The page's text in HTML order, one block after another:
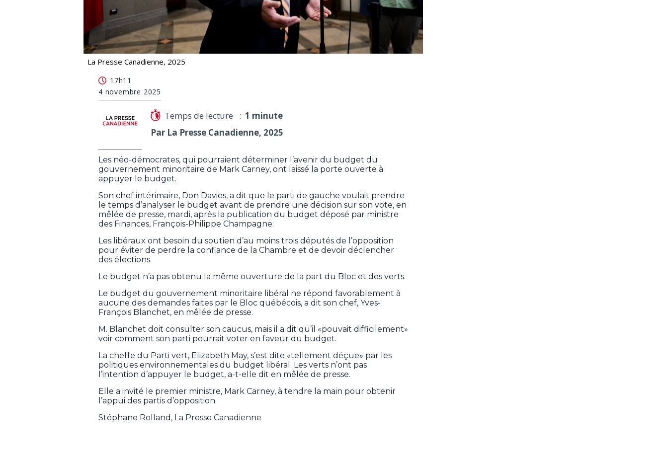
La Presse Canadienne, 2025
17h11
4 novembre 2025
Temps de lecture : 1 minute
Par La Presse Canadienne, 2025
Les néo-démocrates, qui pourraient déterminer l’avenir du budget du
gouvernement minoritaire de Mark Carney, ont laissé la porte ouverte à
appuyer le budget.
Son chef intérimaire, Don Davies, a dit que le parti de gauche voulait prendre
le temps d’analyser le budget avant de prendre une décision sur son vote, en
mêlée de presse, mardi, après la publication du budget déposé par ministre
des Finances, François-Philippe Champagne.
Les libéraux ont besoin du soutien d’au moins trois députés de l’opposition
pour éviter de perdre la confiance de la Chambre et de devoir déclencher
des élections.
Le budget n’a pas obtenu la même ouverture de la part du Bloc et des verts.
Le budget du gouvernement minoritaire libéral ne répond favorablement à
aucune des demandes faites par le Bloc québécois, a dit son chef, Yves-
François Blanchet, en mêlée de presse.
M. Blanchet doit consulter son caucus, mais il a dit qu’il «pouvait difficilement»
voir comment son parti pourrait voter en faveur du budget.
La cheffe du Parti vert, Elizabeth May, s’est dite «tellement déçue» par les
politiques environnementales du budget libéral. Les verts n’ont pas
l’intention d’appuyer le budget, a-t-elle dit en mêlée de presse.
Elle a invité le premier ministre, Mark Carney, à tendre la main pour obtenir
l’appui des partis d’opposition.
Stéphane Rolland, La Presse Canadienne